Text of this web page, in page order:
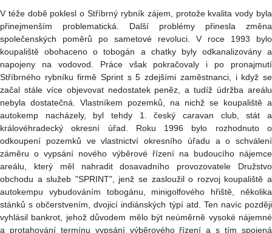
V téže době poklesl o Stříbrný rybník zájem, protože kvalita vody byla
přinejmenším problematická. Další problémy přinesla změna
společenských poměrů po sametové revoluci. V roce 1993 bylo
koupaliště obohaceno o tobogán a chatky byly odkanalizovány a
napojeny na vodovod. Práce však pokračovaly i po pronajmutí
Stříbrného rybníku firmě Sprint s 5 zdejšími zaměstnanci, i když se
začal stále více objevovat nedostatek peněz, a tudíž údržba areálu
nebyla dostatečná. Vlastníkem pozemků, na nichž se koupaliště a
autokemp nacházely, byl tehdy 1. český caravan club, stát a
královéhradecký okresní úřad. Roku 1996 bylo rozhodnuto o
odkoupení pozemků ve vlastnictví okresního úřadu a o schválení
záměru o vypsání nového výběrové řízení na budoucího nájemce
areálu, který měl nahradit dosavadního provozovatele Družstvo
obchodu a služeb "SPRINT", jenž se zasloužil o rozvoj koupaliště a
autokempu vybudováním tobogánu, minigolfového hřiště, několika
stánků s občerstvením, dvojicí indiánských týpí atd. Ten navíc později
vyhlásil bankrot, jehož důvodem mělo být neúměrně vysoké nájemné
a protahování termínu vypsání výběrového řízení a s tím spojená